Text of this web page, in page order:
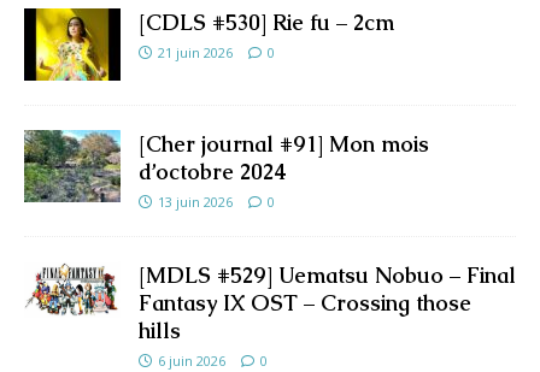
[CDLS #530] Rie fu – 2cm
21 juin 2026 0
[Cher journal #91] Mon mois
d’octobre 2024
13 juin 2026 0
[MDLS #529] Uematsu Nobuo – Final
Fantasy IX OST – Crossing those
hills
6 juin 2026 0